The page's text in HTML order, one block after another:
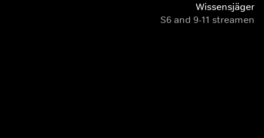
Wissensjäger
S6 and 9-11 streamen